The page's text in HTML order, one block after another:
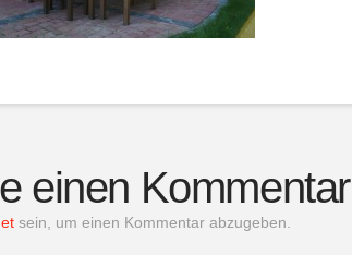
einen Kommentar
sein, um einen Kommentar abzugeben.